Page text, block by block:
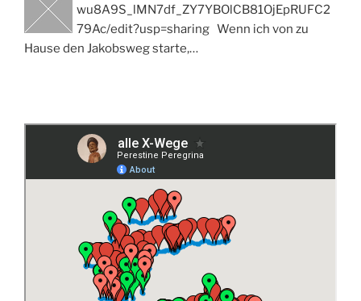
wu8A9S_lMN7df_ZY7YBOlCB81OjEpRUFC2
79Ac/edit?usp=sharing Wenn ich von zu
Hause den Jakobsweg starte,…